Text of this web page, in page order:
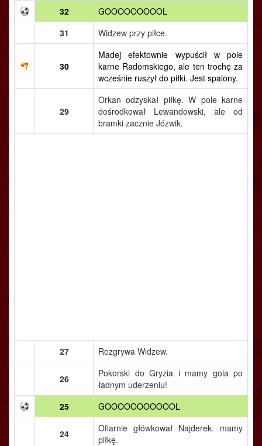
32
GOOOOOOOOOL
31
Widzew przy piłce.
30
Madej efektownie wypuścił w pole
karne Radomskiego, ale ten trochę za
wcześnie ruszył do piłki. Jest spalony.
29
Orkan odzyskał piłkę. W pole karne
dośrodkował Lewandowski, ale od
bramki zacznie Józwik.
27 Rozgrywa Widzew.
26
Pokorski do Gryzia i mamy gola po
ładnym uderzeniu!
25
GOOOOOOOOOOOL
24
Ofiarnie główkował Najderek. mamy
piłkę.